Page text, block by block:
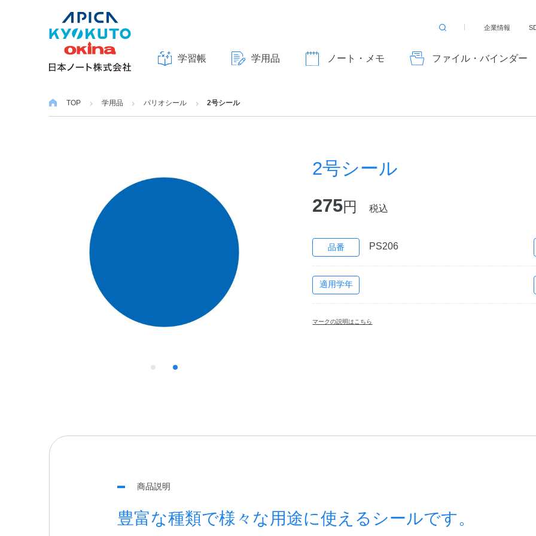
学習帳 学用品 ノート・メモ ファイル・バインダー
検
る
企業情報
TOP 学用品 パリオシール 2号シール
2号シール
275円 税込
品番 PS206
適用学年
マークの説明はこちら
商品説明
豊富な種類で様々な用途に使えるシールです。